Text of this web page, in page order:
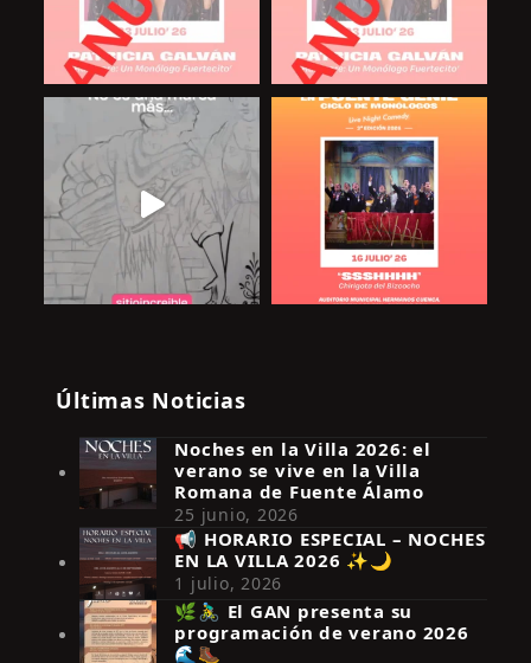
Síguenos en Instagram
Últimas Noticias
Noches en la Villa 2026: el
verano se vive en la Villa
Romana de Fuente Álamo
25 junio, 2026
📢 HORARIO ESPECIAL – NOCHES
EN LA VILLA 2026 ✨🌙
1 julio, 2026
🌿🚴‍♂️ El GAN presenta su
programación de verano 2026
🌊🥾